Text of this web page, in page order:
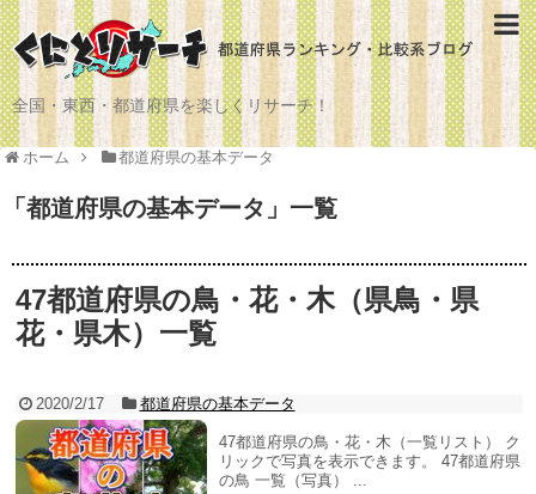
全国・東西・都道府県を楽しくリサーチ！
ホーム 都道府県の基本データ
「 都道府県の基本データ 」 一覧
47都道府県の鳥・花・木（県鳥・県
花・県木）一覧
2020/2/17 都道府県の基本データ
47都道府県の鳥・花・木（一覧リスト） ク
リックで写真を表示できます。 47都道府県
の鳥 一覧（写真） ...